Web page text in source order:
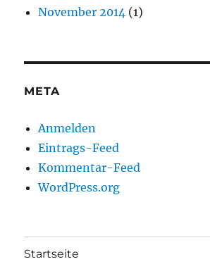
November 2014 (1)
META
Anmelden
Eintrags-Feed
Kommentar-Feed
WordPress.org
Startseite